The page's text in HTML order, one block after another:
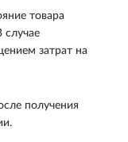
товара
случае
затрат на
получения